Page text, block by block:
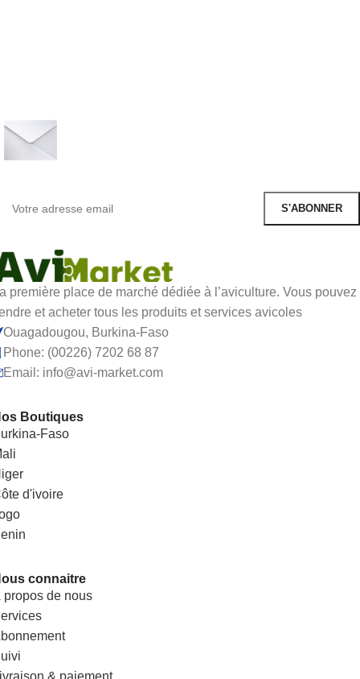
première place de marché dédiée à l’aviculture. Vous pouvez
et acheter tous les produits et services avicoles
Ouagadougou, Burkina-Faso
Phone: (00226) 7202 68 87
Email: info@avi-market.com
Boutiques
Faso
d'ivoire
connaitre
propos de nous
& paiement